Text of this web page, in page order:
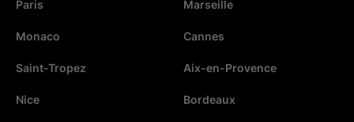
Paris Marseille
Monaco Cannes
Saint-Tropez Aix-en-Provence
Nice Bordeaux